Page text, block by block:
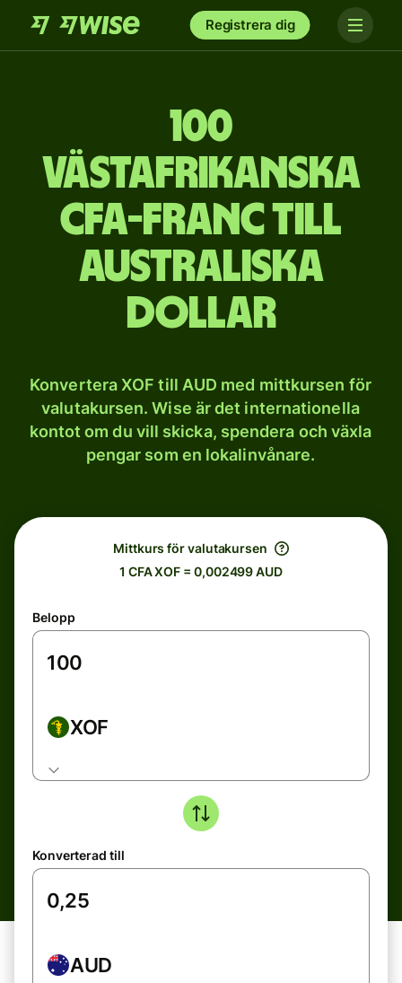
Registrera dig
100
västafrikanska
CFA-franc till
australiska
dollar
Konvertera XOF till AUD med mittkursen för
valutakursen. Wise är det internationella
kontot om du vill skicka, spendera och växla
pengar som en lokalinvånare.
Mittkurs för valutakursen
1 CFA XOF = 0,002499 AUD
Belopp
XOF
Konverterad till
AUD